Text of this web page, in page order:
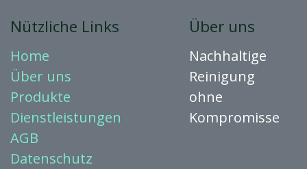
Nützliche Links
Home
Über uns
Produkte
Dienstleistungen
AGB
Datenschutz
Über uns
Nachhaltige
Reinigung
ohne
Kompromisse